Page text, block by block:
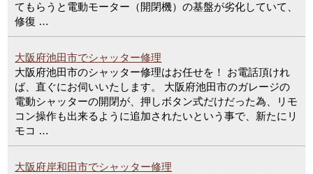
てもらうと電動モーター（開閉機）の基盤が劣化していて、
修復 …
大阪府池田市でシャッター修理
大阪府池田市のシャッター修理はお任せを！ お電話頂けれ
ば、直ぐにお伺いいたします。 大阪府池田市のガレージの
電動シャッターの開閉が、押しボタン式だけだった為、リモ
コン操作も出来るように追加されたいという事で、新たにリ
モコ …
大阪府岸和田市でシャッター修理